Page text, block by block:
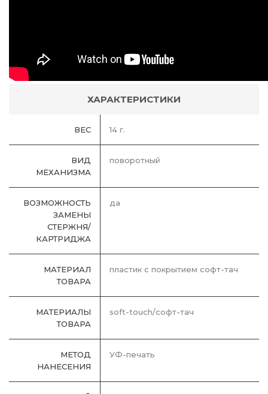
ХАРАКТЕРИСТИКИ
ВЕС 14 г.
ВИД
МЕХАНИЗМА
поворотный
ВОЗМОЖНОСТЬ
ЗАМЕНЫ
СТЕРЖНЯ/
КАРТРИДЖА
да
МАТЕРИАЛ
ТОВАРА
пластик с покрытием софт-тач
МАТЕРИАЛЫ
ТОВАРА
soft-touch/софт-тач
МЕТОД
НАНЕСЕНИЯ
УФ-печать